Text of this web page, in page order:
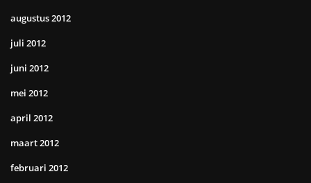
augustus 2012
juli 2012
juni 2012
mei 2012
april 2012
maart 2012
februari 2012